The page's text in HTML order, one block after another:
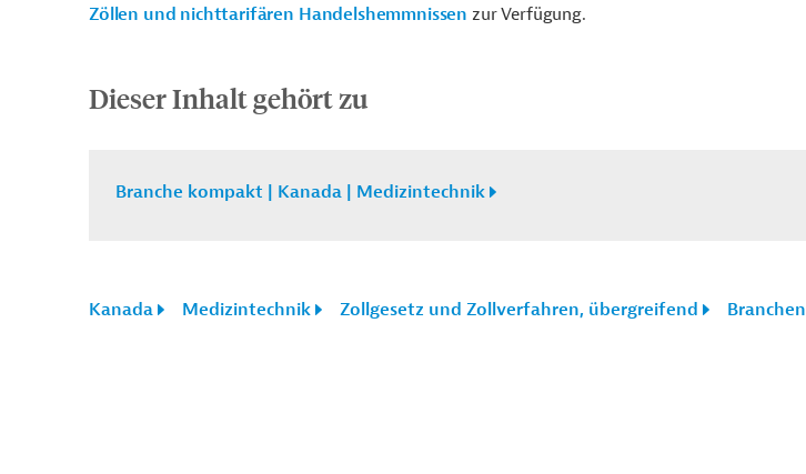
Zöllen und nichttarifären Handelshemmnissen zur Verfügung.
Dieser Inhalt gehört zu
Branche kompakt | Kanada | Medizintechnik
Kanada Medizintechnik Zollgesetz und Zollverfahren, übergreifend Branchen